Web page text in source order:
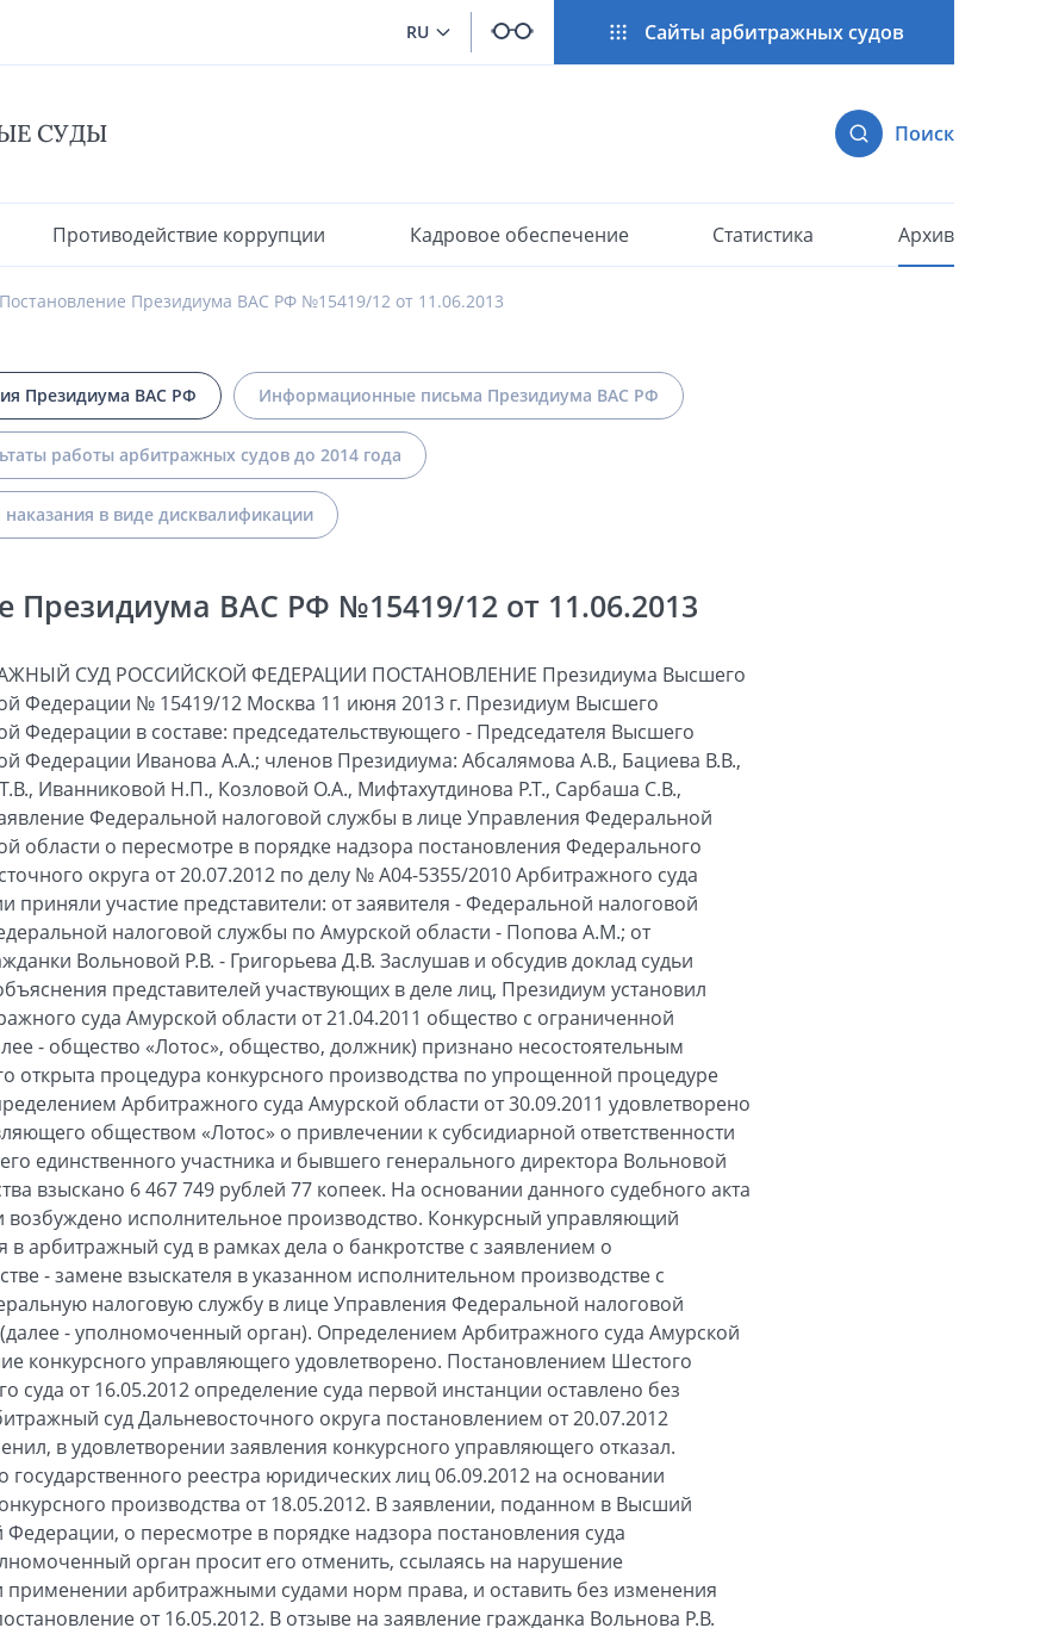
RU Сайты арбитражных судов
СУДЫ Поиск
Противодействие коррупции Кадровое обеспечение Статистика Архив
Постановление Президиума ВАС РФ №15419/12 от 11.06.2013
Президиума ВАС РФ Информационные письма Президиума ВАС РФ
работы арбитражных судов до 2014 года
в виде дисквалификации
Президиума ВАС РФ №15419/12 от 11.06.2013
от 18.05.2012. В заявлении, поданном в Высший Арбитражный Суд Российской Федерации, о пересмотре в порядке надзора постановления суда кассационной инстанции уполномоченный орган просит его отменить, ссылаясь на нарушение единообразия в толковании и применении арбитражными судами норм права, и оставить без изменения определение от 12.03.2012 и постановление от 16.05.2012. В отзыве на заявление гражданка Вольнова Р.В. просит оставить оспариваемый судебный акт без изменения. Проверив обоснованность доводов, изложенных в заявлении, отзыве на него и выступлениях представителей участвующих в деле лиц, Президиум считает, что обжалуемый судебный акт подлежит отмене по следующим основаниям. Как усматривается из материалов дела, уполномоченный орган является единственным кредитором, чьи требования в размере 6 476 749 рублей 77 копеек включены в реестр требований кредиторов должника. Решением собрания кредиторов от 27.12.2011 принято решение о замене стороны в упомянутом исполнительном производстве с целью сокращения срока конкурсного производства. На собрании кредиторов 01.03.2012 уполномоченный орган и конкурсный управляющий обществом «Лотос» подписали соглашение об отступном (далее - соглашение от 01.03.2012, соглашение об отступном), в соответствии с которым в счет погашения всей задолженности общества перед уполномоченным органом конкурсный управляющий передал, а уполномоченный орган принял задолженность Вольновой Р.В., взысканную на основании определения от 30.09.2011. В тот же день сторонами подписан акт приема-передачи данной задолженности. Приняв во внимание изложенное, суды первой и апелляционной инстанций пришли к выводу, что произошло правопреемство в материальном правоотношении - требование к Вольновой Р.В. об уплате взысканной с нее определением суда первой инстанции от 30.09.2011 суммы перешло от общества к уполномоченному органу, и произвели процессуальное правопреемство. Суд кассационной инстанции, не согласившись с тем, что имело место материальное правопреемство, отказал в удовлетворении заявления и указал, что по смыслу статьи 409 Гражданского кодекса Российской Федерации (далее - Гражданский кодекс) предоставление отступного взамен исполнения влечет прекращение обязательства; в этом случае не происходит перемены лиц в обязательстве, прекращение обязательства не порождает правопреемства в конкретном материальном правоотношении, а соглашение от 01.03.2012, поименованное соглашением об отступном, фактически по своей правовой природе является договором уступки права (требования), который в соответствии с положениями параграфа 1 главы 24 Гражданского кодекса влечет полную замену выбывшего из обязательства кредитора. Кроме того, суд кассационной инстанции согласился с доводом Вольновой Р.В. о ничтожности упомянутного соглашения об отступном, поскольку оно заключено с нарушением порядка реализации имущества должника, установленного статьями 110, 111, 139 и 140 Федерального закона от 26.10.2002 № 127-ФЗ «О несостоятельности (банкротстве)» (далее - Закон о банкротстве), предусматривающего продажу прав требования должника в процедуре конкурсного производства путем проведения торгов. Между тем судом кассационной инстанции не учтено следующее. Статья 409 Гражданского кодекса действительно предусматривает направленность отступного на прекращение обязательства, однако это не препятствует передаче (уступке) другого (не прекращаемого отступным) права (требования) в качестве отступного. В данном деле соглашение об отступном направлено на прекращение обязательств должника по исполнению требования уполномоченного органа, включенного в реестр требований кредиторов, а не переданного в качестве отступного требования должника к Вольновой Р.В. о взыскании денежных средств в порядке субсидиарной ответственности. В связи с этим при передаче одного права (требования) в качестве отступного для прекращения другого права (требования) имеет место уступка первого требования (параграф 1 главы 24 Гражданского кодекса), то есть правопреемство в материальном правоотношении, являющееся основанием для процессуального правопреемства. Выводы суда кассационной инстанции о неправомерности передачи спорного права требования в качестве отступного без предварительного соблюдения порядка реализации имущества в ходе конкурсного производства путем выставления его на торги также не соответствуют установленным по делу обстоятельствам. Действительно, по общему правилу имущество должника подлежит продаже в рамках строго установленной процедуры, допускающей возможность проведения нескольких последовательных торгов (две процедуры торгов на повышение и последующая процедура торгов на понижение - публичное предложение), и только в случае, если все эти торги не состоятся, имущество может быть передано кредиторам в качестве отступного (статьи 110, 111, 139, пункты 8 и 9 статьи 142 и пункт 1 статьи 148 Закона о банкротстве). В таком же порядке с согласия собрания кредиторов (комитета кредиторов) осуществляется продажа прав требования должника (статья 140 Закона о банкротстве), к которым относится и требование об уплате денежных средств, взысканных судом в пользу должника с лиц, привлеченных к субсидиарной ответственности на основании статьи 10 Закона о банкротстве. Данная последовательная процедура реализации имущества, по общему правилу устанавливающая запрет на прямую передачу имущества в качестве отступного без предварительного выставления его на все необходимые торги, обусловлена необходимостью точного, справедливого и не вызывающего разногласий между кредиторами и иными участниками конкурсного процесса способа определения цены имущества. Эта процедура направлена на защиту не только интересов кредиторов, чьи требования включены в реестр требований кредиторов должника, но и кредиторов по текущим платежам, а также учредителей (участников) должника (собственников имущества должников - унитарных предприятий). Однако в данном деле прямая передача спорной дебиторской задолженности отступным без выставления ее на торги не нарушила права и законные интересы лиц, участвующих в деле о банкротстве и в арбитражном процессе по делу о банкротстве, а также права и законные интересы иных лиц. Как видно из определения от 30.09.2011, в объем субсидиарной ответственности включено единственное требование уполномоченного органа без учета текущих платежей. В других случаях, когда при определении размера субсидиарной ответственности учитывались бы и текущие платежи (постановление Президиума Высшего Арбитражного Суда Российской Федерации от 06.11.2012 № 9127/12), прямая передача соответствующего права требования даже единственному кредитору могла привести к нарушению интересов кредиторов по текущим платежам. При наличии других кредиторов (как предшествующих - кредиторов первой или второй очереди, так и кредиторов третьей очереди или опоздавших кредиторов) передача отступного могла бы нарушить их интересы. Поскольку единственным участником должника является лицо, привлеченное к субсидиарной ответственности и, соответственно, обязанное исполнить вступивший в законную силу судебный акт от 30.09.2011, данное лицо не может ссылаться на нарушение своих прав и интересов несоблюдением проц